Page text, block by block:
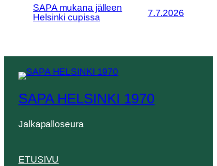
SAPA mukana jälleen
Helsinki cupissa
7.7.2026
SAPA HELSINKI 1970
Jalkapalloseura
ETUSIVU